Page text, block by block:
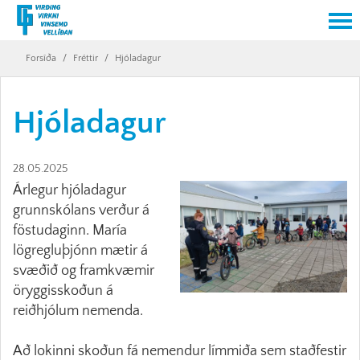
Forsíða / Fréttir / Hjóladagur
Hjóladagur
28.05.2025
Árlegur hjóladagur
grunnskólans verður á
föstudaginn. María
lögregluþjónn mætir á
svæðið og framkvæmir
öryggisskoðun á
reiðhjólum nemenda.
Að lokinni skoðun fá nemendur límmiða sem staðfestir